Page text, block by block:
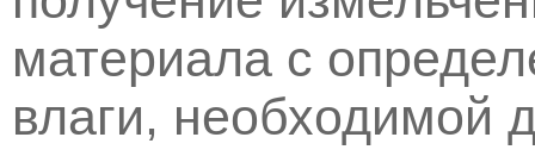
материала с
влаги, необходимой